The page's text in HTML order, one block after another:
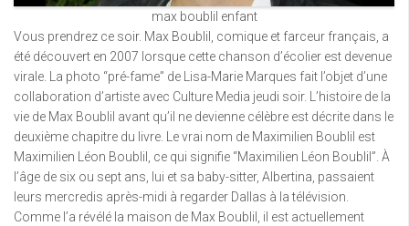
max boublil enfant
Vous prendrez ce soir. Max Boublil, comique et farceur français, a
été découvert en 2007 lorsque cette chanson d’écolier est devenue
virale. La photo “pré-fame” de Lisa-Marie Marques fait l’objet d’une
collaboration d’artiste avec Culture Media jeudi soir. L’histoire de la
vie de Max Boublil avant qu’il ne devienne célèbre est décrite dans le
deuxième chapitre du livre. Le vrai nom de Maximilien Boublil est
Maximilien Léon Boublil, ce qui signifie “Maximilien Léon Boublil”. À
l’âge de six ou sept ans, lui et sa baby-sitter, Albertina, passaient
leurs mercredis après-midi à regarder Dallas à la télévision.
Comme l’a révélé la maison de Max Boublil, il est actuellement